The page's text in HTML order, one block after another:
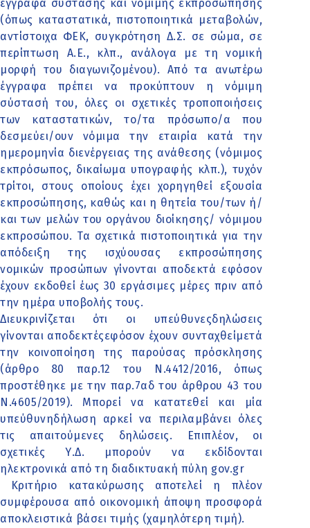
έγγραφα σύστασης και νόμιμης εκπροσώπησης
(όπως καταστατικά, πιστοποιητικά μεταβολών,
αντίστοιχα ΦΕΚ, συγκρότηση Δ.Σ. σε σώμα, σε
περίπτωση Α.Ε., κλπ., ανάλογα με τη νομική
μορφή του διαγωνιζομένου). Από τα ανωτέρω
έγγραφα πρέπει να προκύπτουν η νόμιμη
σύστασή του, όλες οι σχετικές τροποποιήσεις
των καταστατικών, το/τα πρόσωπο/α που
δεσμεύει/ουν νόμιμα την εταιρία κατά την
ημερομηνία διενέργειας της ανάθεσης (νόμιμος
εκπρόσωπος, δικαίωμα υπογραφής κλπ.), τυχόν
τρίτοι, στους οποίους έχει χορηγηθεί εξουσία
εκπροσώπησης, καθώς και η θητεία του/των ή/
και των μελών του οργάνου διοίκησης/ νόμιμου
εκπροσώπου. Τα σχετικά πιστοποιητικά για την
απόδειξη της ισχύουσας εκπροσώπησης
νομικών προσώπων γίνονται αποδεκτά εφόσον
έχουν εκδοθεί έως 30 εργάσιμες μέρες πριν από
την ημέρα υποβολής τους.
Διευκρινίζεται ότι οι υπεύθυνεςδηλώσεις
γίνονται αποδεκτέςεφόσον έχουν συνταχθείμετά
την κοινοποίηση της παρούσας πρόσκλησης
(άρθρο 80 παρ.12 του Ν.4412/2016, όπως
προστέθηκε με την παρ.7αδ του άρθρου 43 του
Ν.4605/2019). Μπορεί να κατατεθεί και μία
υπεύθυνηδήλωση αρκεί να περιλαμβάνει όλες
τις απαιτούμενες δηλώσεις. Επιπλέον, οι
σχετικές Υ.Δ. μπορούν να εκδίδονται
ηλεκτρονικά από τη διαδικτυακή πύλη gov.gr
Κριτήριο κατακύρωσης αποτελεί η πλέον
συμφέρουσα από οικονομική άποψη προσφορά
αποκλειστικά βάσει τιμής (χαμηλότερη τιμή).